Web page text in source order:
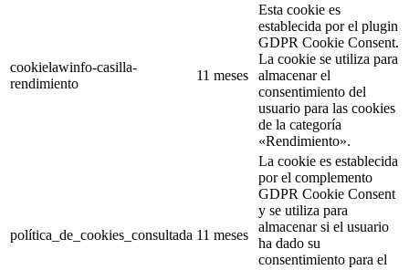
cookielawinfo-casilla-
rendimiento
11 meses
Esta cookie es
establecida por el plugin
GDPR Cookie Consent.
La cookie se utiliza para
almacenar el
consentimiento del
usuario para las cookies
de la categoría
«Rendimiento».
política_de_cookies_consultada 11 meses
La cookie es establecida
por el complemento
GDPR Cookie Consent
y se utiliza para
almacenar si el usuario
ha dado su
consentimiento para el